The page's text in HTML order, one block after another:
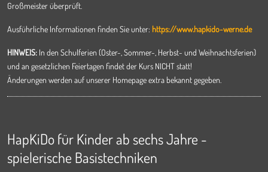
Großmeister überprüft.
Ausführliche Informationen finden Sie unter: https://www.hapkido-werne.de
HINWEIS: In den Schulferien (Oster-, Sommer-, Herbst- und Weihnachtsferien)
und an gesetzlichen Feiertagen findet der Kurs NICHT statt!
Änderungen werden auf unserer Homepage extra bekannt gegeben.
HapKiDo für Kinder ab sechs Jahre -
spielerische Basistechniken